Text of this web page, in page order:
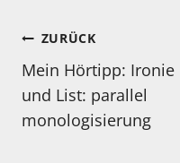
ZURÜCK
Mein Hörtipp: Ironie
und List: parallel
monologisierung